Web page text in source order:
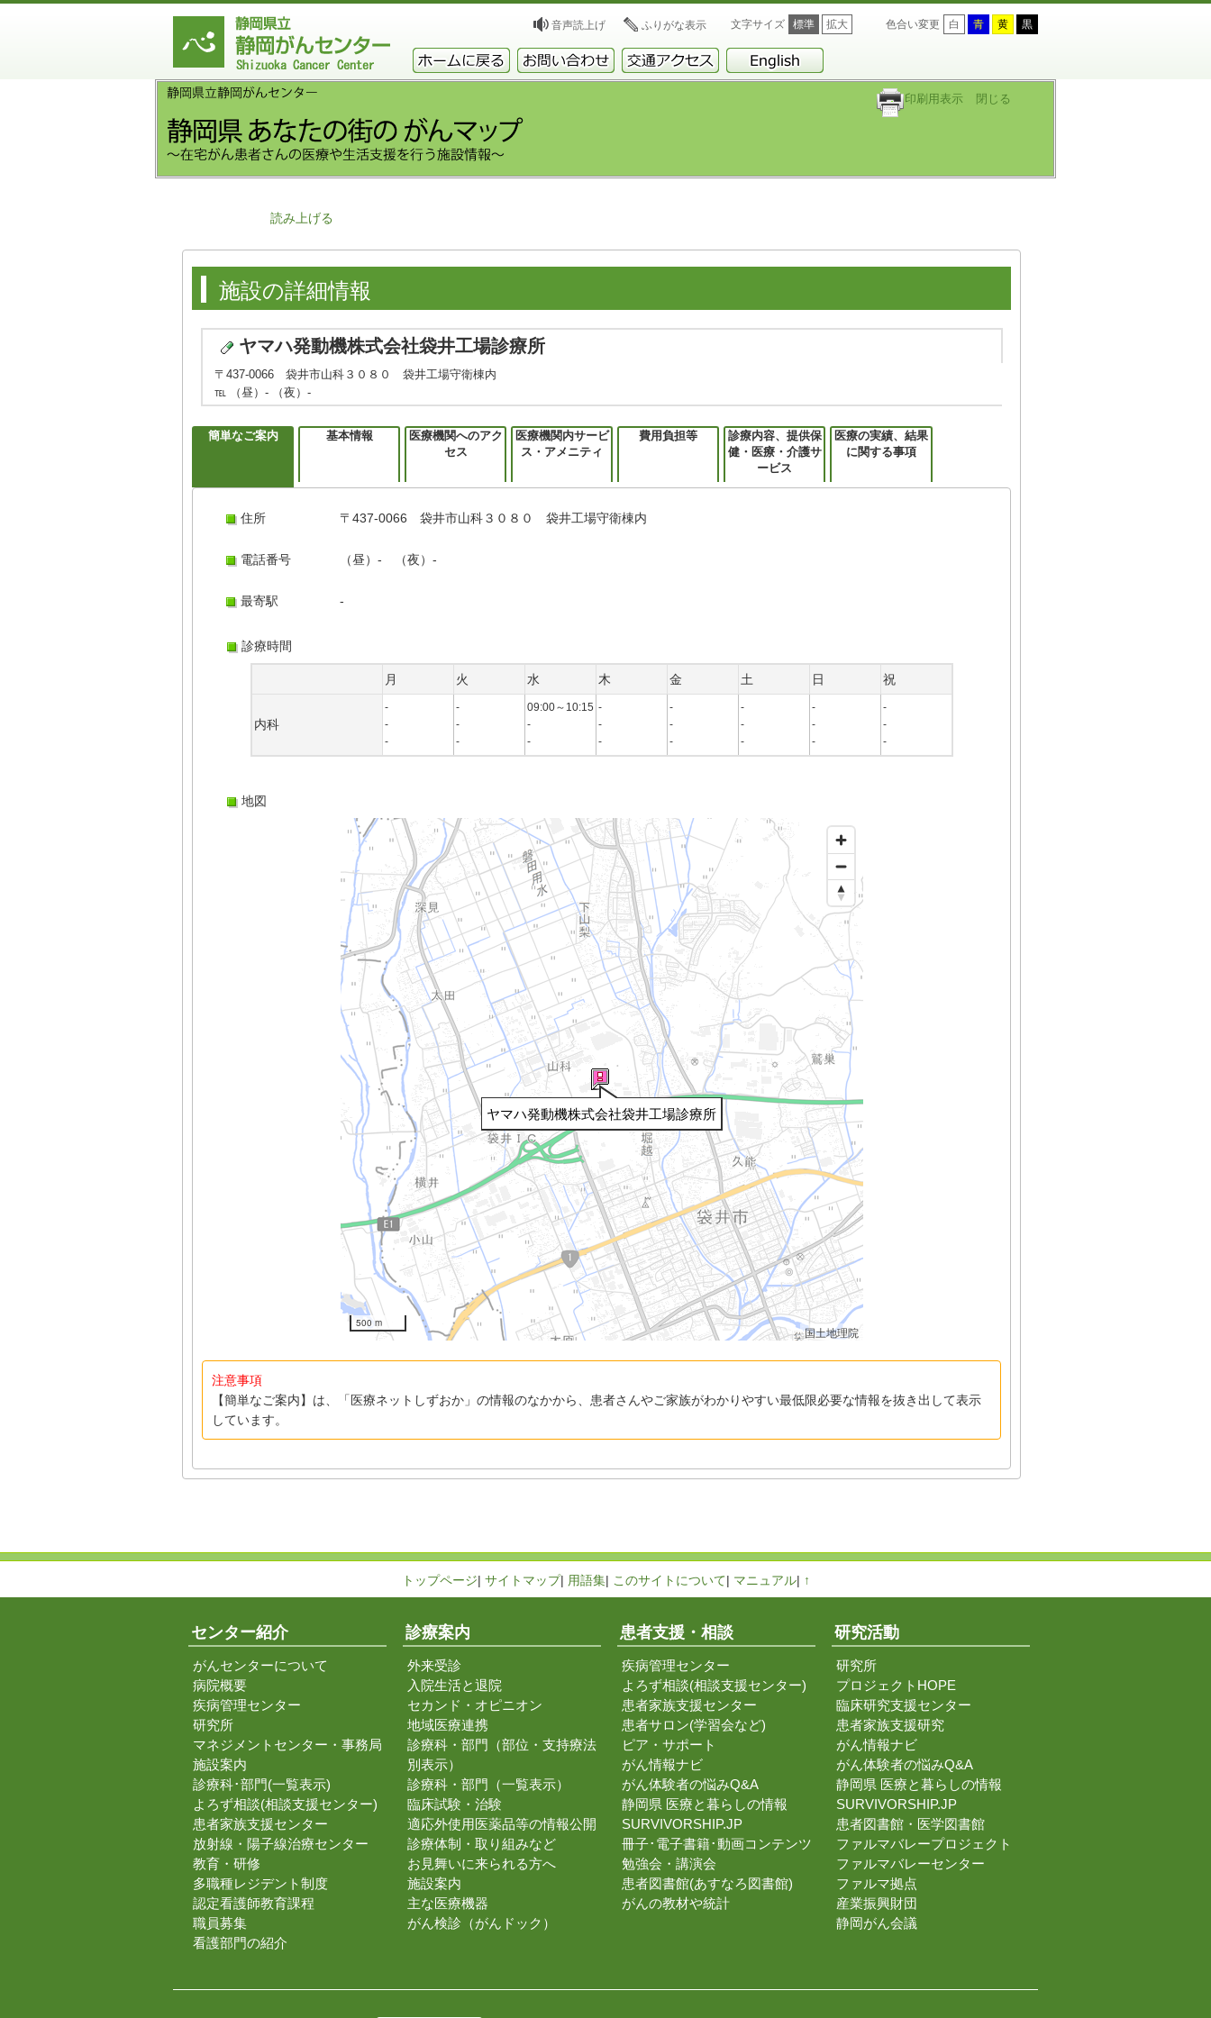
音声読上げ ふりがな表示 文字サイズ 標準 拡大 色合い変更 白 青 黄 黒
印刷用表示 閉じる
読み上げる
施設の詳細情報
ヤマハ発動機株式会社袋井工場診療所
〒437-0066 袋井市山科３０８０ 袋井工場守衛棟内
℡ （昼）- （夜）-
簡単なご案内 基本情報
医療機関へのアク
セス
医療機関内サービ
ス・アメニティ
費用負担等
診療内容、提供保
健・医療・介護サ
ービス
医療の実績、結果
に関する事項
住所 〒437-0066 袋井市山科３０８０ 袋井工場守衛棟内
電話番号 （昼）- （夜）-
最寄駅 -
診療時間
月 火 水 木 金 土 日 祝
内科
-
-
-
-
-
-
09:00～10:15
-
-
-
-
-
-
-
-
-
-
-
-
-
-
-
-
-
地図
ヤマハ発動機株式会社袋井工場診療所
500 m
国土地理院
注意事項
【簡単なご案内】は、「医療ネットしずおか」の情報のなかから、患者さんやご家族がわかりやすい最低限必要な情報を抜き出して表示
しています。
トップページ| サイトマップ| 用語集| このサイトについて| マニュアル| ↑
センター紹介
がんセンターについて
病院概要
疾病管理センター
研究所
マネジメントセンター・事務局
施設案内
診療科･部門(一覧表示)
よろず相談(相談支援センター)
患者家族支援センター
放射線・陽子線治療センター
教育・研修
多職種レジデント制度
認定看護師教育課程
職員募集
看護部門の紹介
診療案内
外来受診
入院生活と退院
セカンド・オピニオン
地域医療連携
診療科・部門（部位・支持療法
別表示）
診療科・部門（一覧表示）
臨床試験・治験
適応外使用医薬品等の情報公開
診療体制・取り組みなど
お見舞いに来られる方へ
施設案内
主な医療機器
がん検診（がんドック）
患者支援・相談
疾病管理センター
よろず相談(相談支援センター)
患者家族支援センター
患者サロン(学習会など)
ピア・サポート
がん情報ナビ
がん体験者の悩みQ&A
静岡県 医療と暮らしの情報
SURVIVORSHIP.JP
冊子･電子書籍･動画コンテンツ
勉強会・講演会
患者図書館(あすなろ図書館)
がんの教材や統計
研究活動
研究所
プロジェクトHOPE
臨床研究支援センター
患者家族支援研究
がん情報ナビ
がん体験者の悩みQ&A
静岡県 医療と暮らしの情報
SURVIVORSHIP.JP
患者図書館・医学図書館
ファルマバレープロジェクト
ファルマバレーセンター
ファルマ拠点
産業振興財団
静岡がん会議